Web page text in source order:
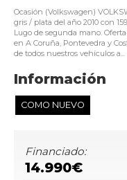
Ocasión (Volkswagen)
gris / plata del año 2010 con
Lugo de segunda mano.
en A Coruña, Pontevedra y
de todos nuestros vehículos a...
Información
COMO NUEVO
Financiado:
14.990€